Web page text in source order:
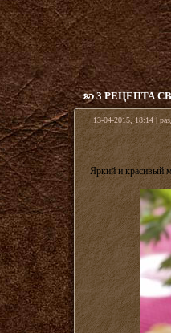
3 РЕЦЕПТА
13-04-2015, 18:14 |
Яркий и красивый